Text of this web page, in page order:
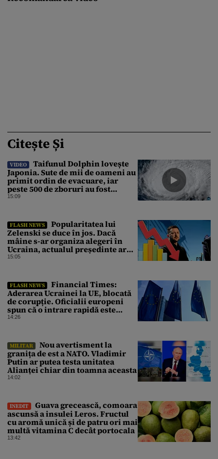
Citește Și
VIDEO
Taifunul Dolphin lovește
Japonia. Sute de mii de oameni au
primit ordin de evacuare, iar
peste 500 de zboruri au fost
anulate
15:09
FLASH NEWS
Popularitatea lui
Zelenski se duce în jos. Dacă
mâine s-ar organiza alegeri în
Ucraina, actualul președinte ar
pierde categoric în turul al doilea
15:05
FLASH NEWS
Financial Times:
Aderarea Ucrainei la UE, blocată
de corupție. Oficialii europeni
spun că o intrare rapidă este
imposibilă
14:26
MILITAR
Nou avertisment la
granița de est a NATO. Vladimir
Putin ar putea testa unitatea
Alianței chiar din toamna aceasta
14:02
INEDIT
Guava grecească, comoara
ascunsă a insulei Leros. Fructul
cu aromă unică și de patru ori mai
multă vitamina C decât portocala
13:42